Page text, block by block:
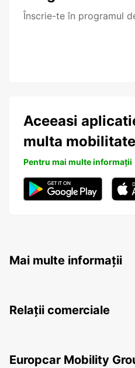
Înscrie-te în programul
Aceeasi
multa
Pentru mai multe informații
Mai multe informații
Relații comerciale
Europcar Mobility